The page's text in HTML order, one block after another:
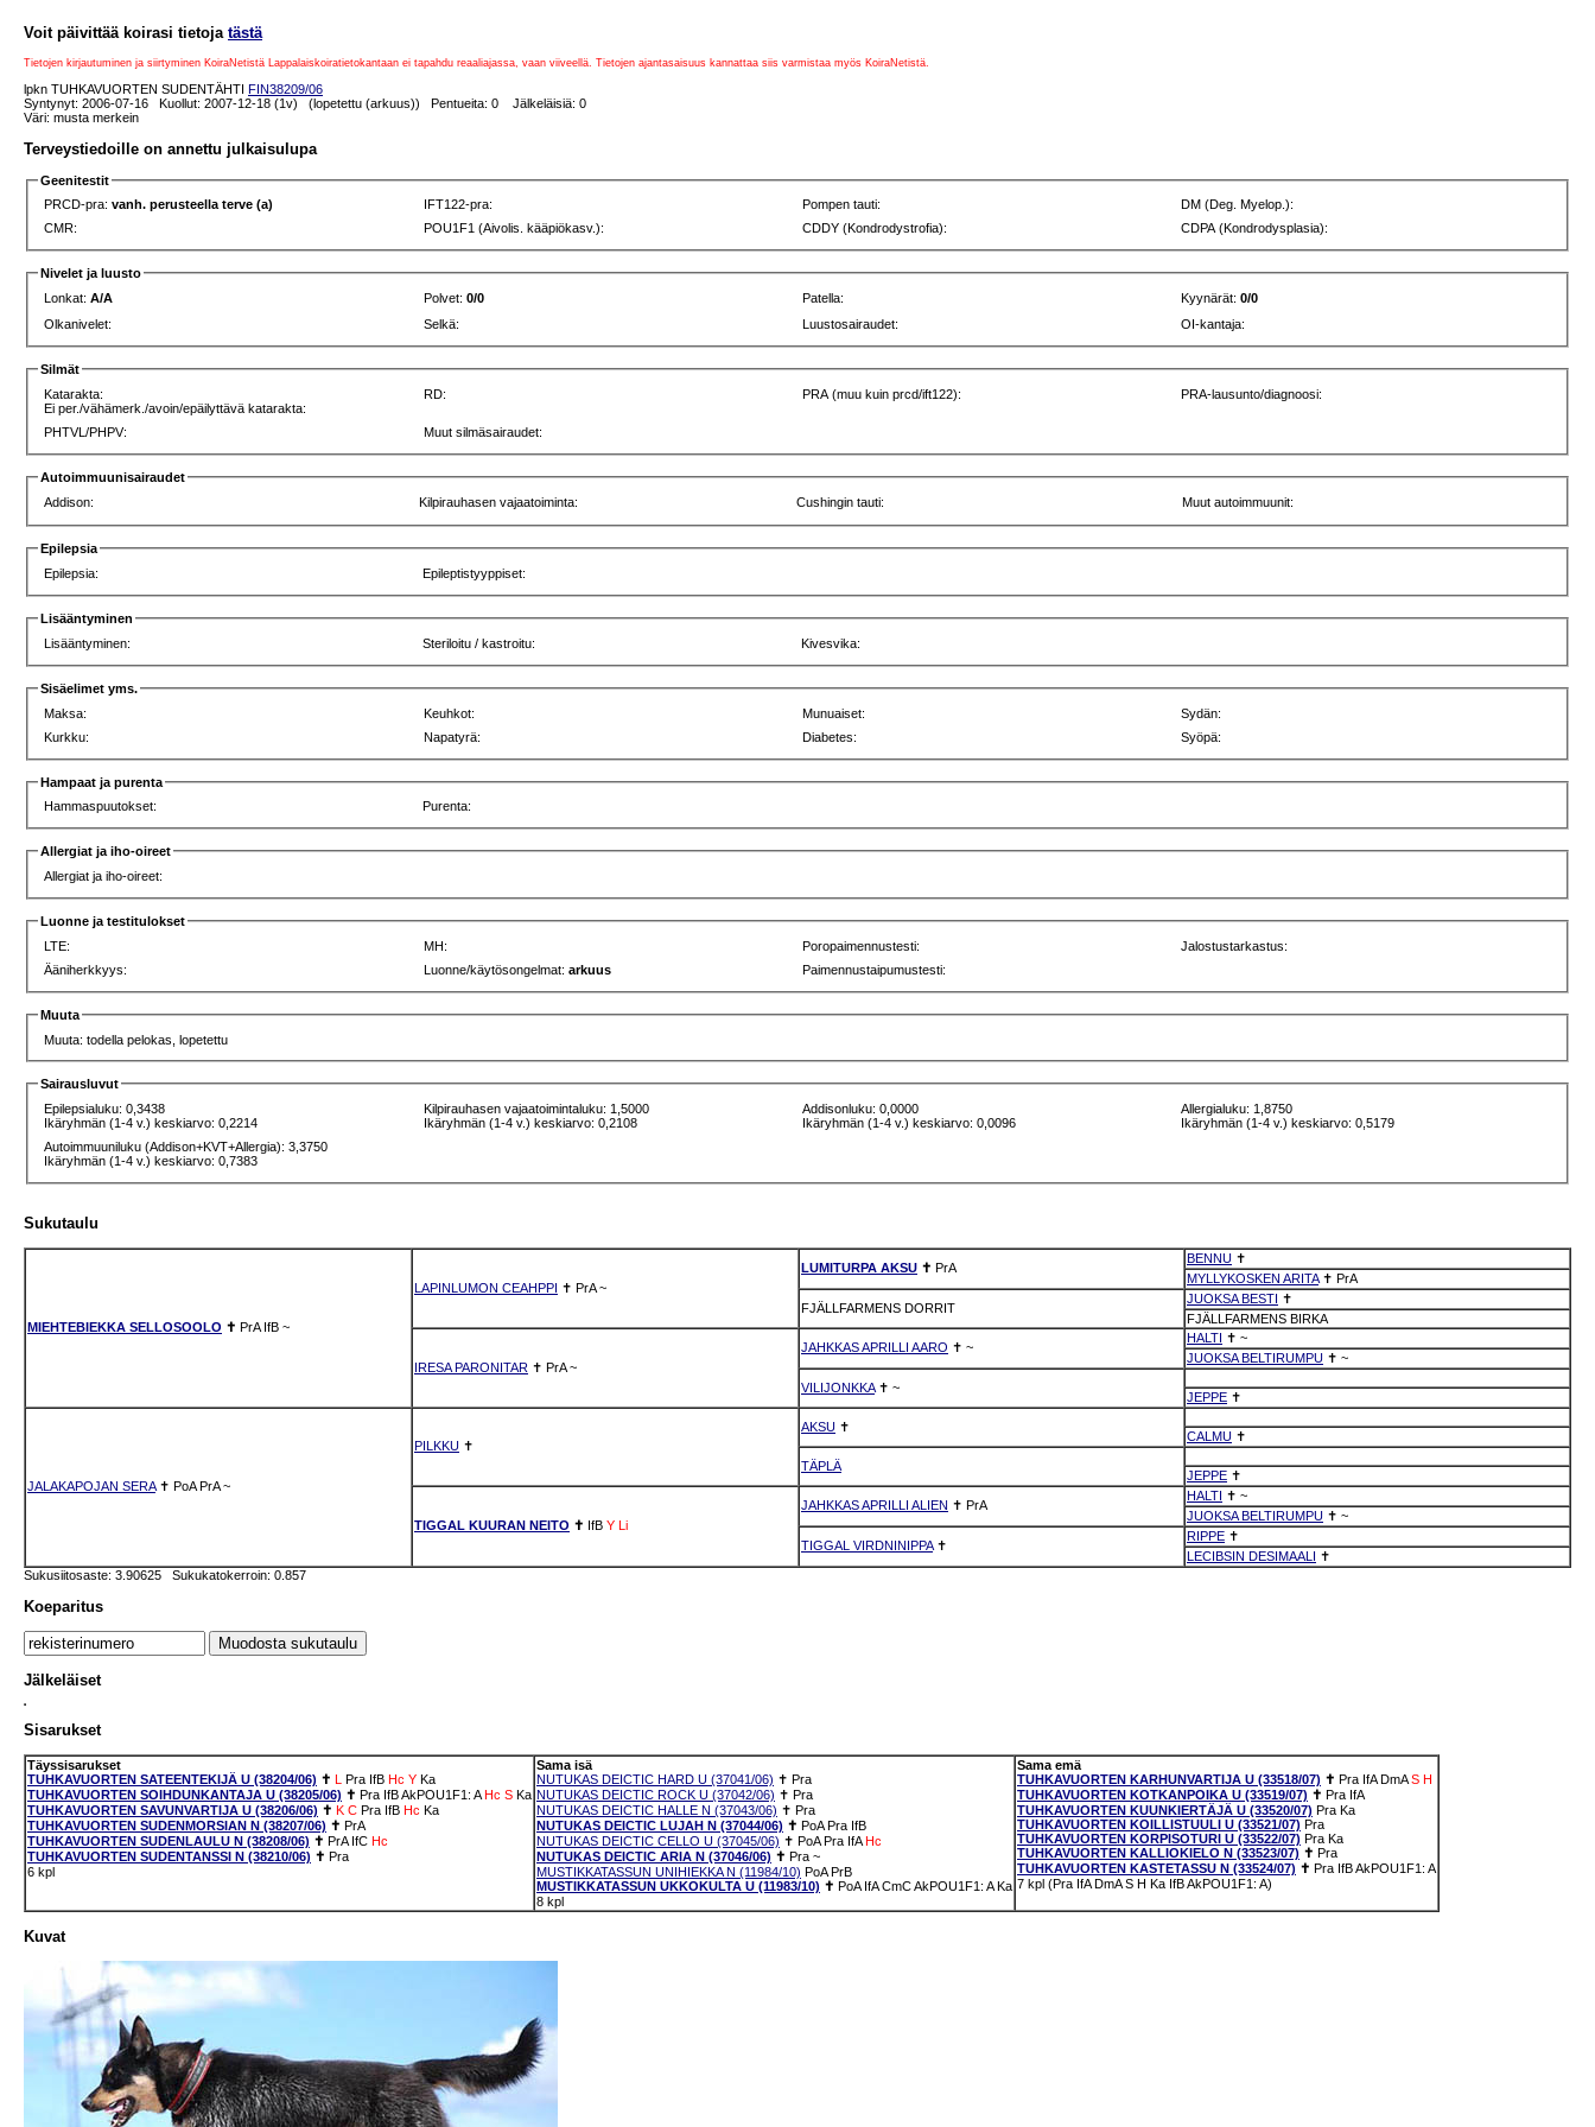
Voit päivittää koirasi tietoja tästä
Tietojen kirjautuminen ja siirtyminen KoiraNetistä Lappalaiskoiratietokantaan ei tapahdu reaaliajassa, vaan viiveellä. Tietojen ajantasaisuus kannattaa siis varmistaa myös KoiraNetistä.
lpkn TUHKAVUORTEN SUDENTÄHTI FIN38209/06
Syntynyt: 2006-07-16 Kuollut: 2007-12-18 (1v) (lopetettu (arkuus)) Pentueita: 0 Jälkeläisiä: 0
Väri: musta merkein
Terveystiedoille on annettu julkaisulupa
Geenitestit
PRCD-pra:vanh. perusteella terve (a) IFT122-pra: Pompen tauti:
DM (Deg. Myelop.):
CMR:
POU1F1 (Aivolis. kääpiökasv.): CDDY (Kondrodystrofia): CDPA (Kondrodysplasia):
Nivelet ja luusto
Lonkat:A/A Polvet:0/0 Patella: Kyynärät:0/0
Olkanivelet:
Selkä: Luustosairaudet: OI-kantaja:
Silmät
Katarakta:
Ei per./vähämerk./avoin/epäilyttävä katarakta:
RD: PRA (muu kuin prcd/ift122): PRA-lausunto/diagnoosi:
PHTVL/PHPV: Muut silmäsairaudet:
Autoimmuunisairaudet
Addison:
Kilpirauhasen vajaatoiminta: Cushingin tauti: Muut autoimmuunit:
Epilepsia
Epilepsia:
Epileptistyyppiset:
Lisääntyminen
Lisääntyminen:
Steriloitu / kastroitu: Kivesvika:
Sisäelimet yms.
Maksa:
Keuhkot: Munuaiset:
Sydän:
Kurkku:
Napatyrä: Diabetes: Syöpä:
Hampaat ja purenta
Hammaspuutokset:
Purenta:
Allergiat ja iho-oireet
Allergiat ja iho-oireet:
Luonne ja testitulokset
LTE:
MH: Poropaimennustesti:
Jalostustarkastus:
Ääniherkkyys:
Luonne/käytösongelmat:arkuus Paimennustaipumustesti:
Muuta
Muuta: todella pelokas, lopetettu
Sairausluvut
Epilepsialuku: 0,3438
Ikäryhmän (1-4 v.) keskiarvo: 0,2214
Kilpirauhasen vajaatoimintaluku: 1,5000
Ikäryhmän (1-4 v.) keskiarvo: 0,2108
Addisonluku: 0,0000
Ikäryhmän (1-4 v.) keskiarvo: 0,0096
Allergialuku: 1,8750
Ikäryhmän (1-4 v.) keskiarvo: 0,5179
Autoimmuuniluku (Addison+KVT+Allergia): 3,3750
Ikäryhmän (1-4 v.) keskiarvo: 0,7383
Sukutaulu
MIEHTEBIEKKA SELLOSOOLO ✝ PrA IfB ~
LAPINLUMON CEAHPPI ✝ PrA ~
LUMITURPA AKSU ✝ PrA
BENNU ✝
MYLLYKOSKEN ARITA✝ PrA
FJÄLLFARMENS DORRIT
JUOKSA BESTI ✝
FJÄLLFARMENS BIRKA
IRESA PARONITAR ✝ PrA ~
JAHKKAS APRILLI AARO ✝ ~
HALTI ✝ ~
JUOKSA BELTIRUMPU ✝ ~
VILIJONKKA✝ ~
JEPPE ✝
JALAKAPOJAN SERA✝ PoA PrA ~
PILKKU ✝
AKSU ✝
CALMU ✝
TÄPLÄ
JEPPE ✝
TIGGAL KUURAN NEITO ✝ IfB Y Li
JAHKKAS APRILLI ALIEN ✝ PrA
HALTI ✝ ~
JUOKSA BELTIRUMPU ✝ ~
TIGGAL VIRDNINIPPA✝
RIPPE ✝
LECIBSIN DESIMAALI ✝
Sukusiitosaste: 3.90625 Sukukatokerroin: 0.857
Koeparitus
Jälkeläiset
Sisarukset
Täyssisarukset
TUHKAVUORTEN SATEENTEKIJÄ U (38204/06) ✝ L Pra IfB Hc Y Ka
TUHKAVUORTEN SOIHDUNKANTAJA U (38205/06) ✝ Pra IfBAkPOU1F1: A Hc S Ka
TUHKAVUORTEN SAVUNVARTIJA U (38206/06) ✝ K C Pra IfB Hc Ka
TUHKAVUORTEN SUDENMORSIAN N (38207/06) ✝ PrA
TUHKAVUORTEN SUDENLAULU N (38208/06) ✝ PrA IfC Hc
TUHKAVUORTEN SUDENTANSSI N (38210/06) ✝ Pra
6 kpl
Sama isä
NUTUKAS DEICTIC HARD U (37041/06) ✝ Pra
NUTUKAS DEICTIC ROCK U (37042/06) ✝ Pra
NUTUKAS DEICTIC HALLE N (37043/06) ✝ Pra
NUTUKAS DEICTIC LUJAH N (37044/06) ✝ PoA Pra IfB
NUTUKAS DEICTIC CELLO U (37045/06) ✝ PoA Pra IfA Hc
NUTUKAS DEICTIC ARIA N (37046/06) ✝ Pra ~
MUSTIKKATASSUN UNIHIEKKA N (11984/10) PoA PrB
MUSTIKKATASSUN UKKOKULTA U (11983/10) ✝ PoA IfA CmCAkPOU1F1: A Ka
8 kpl
Sama emä
TUHKAVUORTEN KARHUNVARTIJA U (33518/07) ✝ Pra IfA DmA S H
TUHKAVUORTEN KOTKANPOIKA U (33519/07) ✝ Pra IfA
TUHKAVUORTEN KUUNKIERTÄJÄ U (33520/07) Pra Ka
TUHKAVUORTEN KOILLISTUULI U (33521/07) Pra
TUHKAVUORTEN KORPISOTURI U (33522/07) Pra Ka
TUHKAVUORTEN KALLIOKIELO N (33523/07) ✝ Pra
TUHKAVUORTEN KASTETASSU N (33524/07) ✝ Pra IfBAkPOU1F1: A
7 kpl (Pra IfA DmA S H Ka IfB AkPOU1F1: A)
Kuvat